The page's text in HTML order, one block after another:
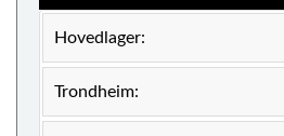
Hovedlager:
Trondheim: